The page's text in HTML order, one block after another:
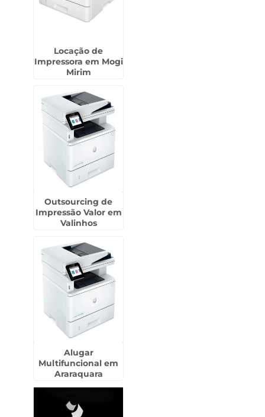
Locação de
Impressora em Mogi
Mirim
Outsourcing de
Impressão Valor em
Valinhos
Alugar
Multifuncional em
Araraquara